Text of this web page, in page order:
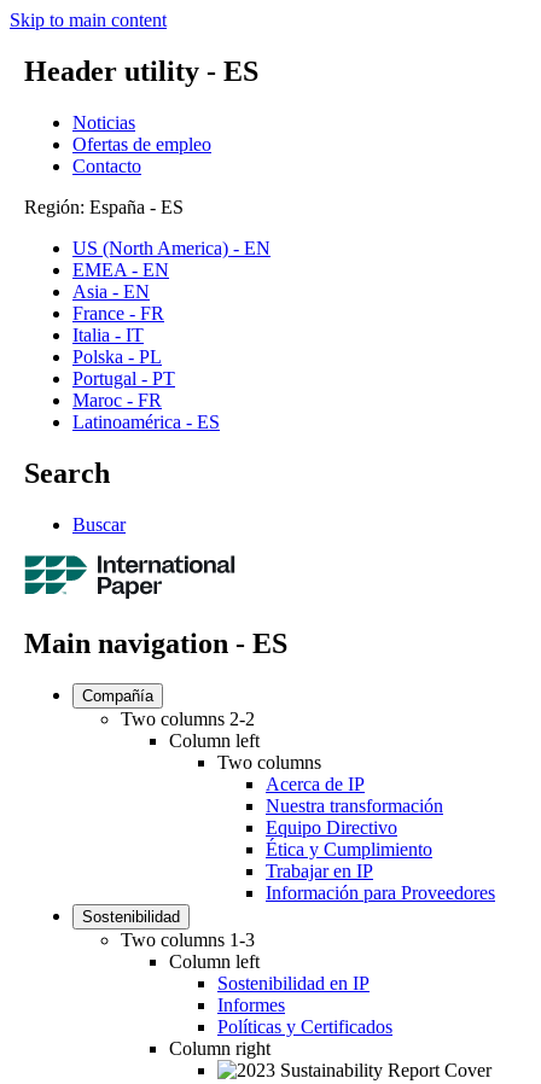
Skip to main content
Header utility - ES
Noticias
Ofertas de empleo
Contacto
Región: España - ES
US (North America) - EN
EMEA - EN
Asia - EN
France - FR
Italia - IT
Polska - PL
Portugal - PT
Maroc - FR
Latinoamérica - ES
Search
Buscar
Main navigation - ES
Compañía
Two columns 2-2
Column left
Two columns
Acerca de IP
Nuestra transformación
Equipo Directivo
Ética y Cumplimiento
Trabajar en IP
Información para Proveedores
Sostenibilidad
Two columns 1-3
Column left
Sostenibilidad en IP
Informes
Políticas y Certificados
Column right